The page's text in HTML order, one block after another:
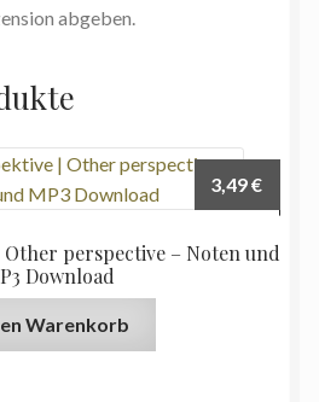
abgeben.
perspective – Noten und
Download
3,49€
Warenkorb